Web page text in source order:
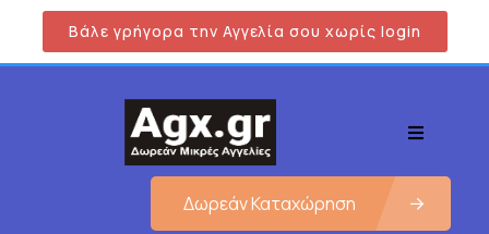
Βάλε γρήγορα την Αγγελία σου χωρίς login
Δωρεάν Καταχώρηση